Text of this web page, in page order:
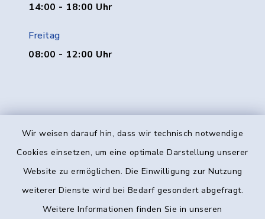
Wir weisen darauf hin, dass wir technisch notwendige
Cookies einsetzen, um eine optimale Darstellung unserer
Website zu ermöglichen. Die Einwilligung zur Nutzung
weiterer Dienste wird bei Bedarf gesondert abgefragt.
Weitere Informationen finden Sie in unseren
14:00 - 18:00 Uhr
Freitag
08:00 - 12:00 Uhr
Kontakt
Datenschutz